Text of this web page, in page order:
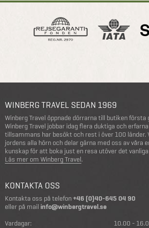
WINBERG TRAVEL SEDAN 1969
Winberg Travel öppnade dörrarna till butiken första
Winberg Travel jobbar idag flera duktiga och
tillsammans har besökt och rest i över 100 länder.
jordens alla hörn och delar gärna med oss av våra
kunskap för att boka just en resa utöver det
Läs mer om Winberg Travel.
KONTAKTA OSS
Kontakta oss på telefon+46 (0)40-645 04 90
eller på mail info@winbergtravel.se
Vardagar:
10.00 -